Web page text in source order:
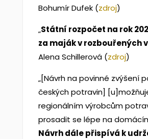
Bohumír Dufek (zdroj)
„Státní rozpočet na rok
za maják v rozbouřených
Alena Schillerová (zdroj)
„[Návrh na povinné zvýšení
českých potravin]
regionálním výrobcům
prosadit se lépe na
Návrh dále přispívá k